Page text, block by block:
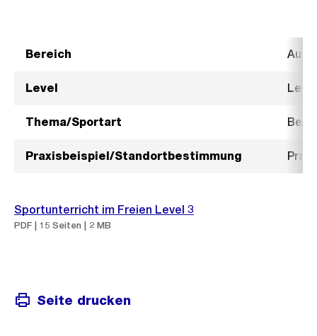
Bereich
Level
Thema/Sportart
Praxisbeispiel/Standortbestimmung
Sportunterricht im Freien Level 3
PDF | 15 Seiten | 2 MB
Seite drucken